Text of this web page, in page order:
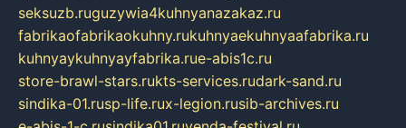
seksuzb.ruguzywia4kuhnyanazakaz.ru
fabrikaofabrikaokuhny.rukuhnyaekuhnyaafabrika.ru
kuhnyaykuhnyayfabrika.rue-abis1c.ru
store-brawl-stars.rukts-services.rudark-sand.ru
sindika-01.rusp-life.rux-legion.rusib-archives.ru